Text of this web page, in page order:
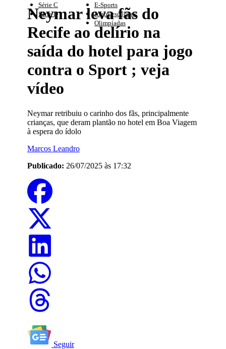
Série C
Série D
E-Sports
Jogos escolares
Olimpíadas
Neymar leva fãs do
Recife ao delírio na
saída do hotel para jogo
contra o Sport ; veja
vídeo
Neymar retribuiu o carinho dos fãs, principalmente
crianças, que deram plantão no hotel em Boa Viagem
à espera do ídolo
Marcos Leandro
Publicado: 26/07/2025 às 17:32
Seguir